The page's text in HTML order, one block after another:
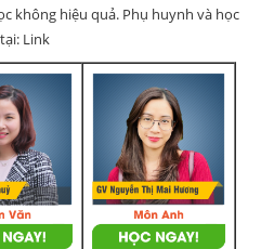
không hiệu quả. Phụ huynh và học
Link